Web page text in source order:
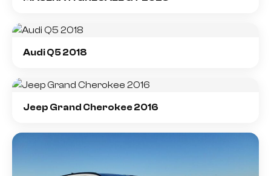
Audi Q5 2018
Jeep Grand Cherokee 2016